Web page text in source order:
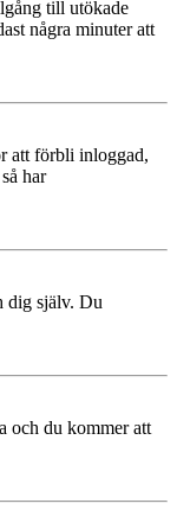
till utökade
några minuter att
att förbli inloggad,
har
dig själv. Du
och du kommer att